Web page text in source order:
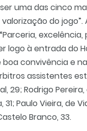
uma das cinco
do
logo à entrada do
convivência e
assistentes
29; Rodrigo
Paulo Vieira, de
Branco, 33.